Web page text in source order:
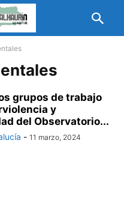
grupos de trabajo
y
del Observatorio...
- 11 marzo, 2024